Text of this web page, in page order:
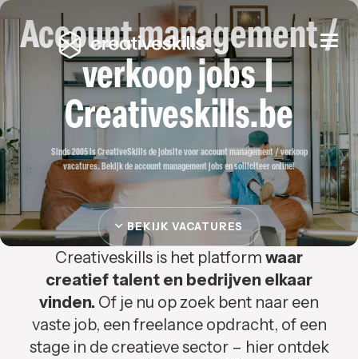
Account management /
verkoop jobs |
Creativeskills.be
Sinds 2005 is CreativeSkills de jobsite voor account management / verkoop
vacatures. Bekijk de account management jobs en solliciteer online!
BEKIJK VACATURES
Creativeskills is het platform waar
creatief talent en bedrijven elkaar
vinden. Of je nu op zoek bent naar een
vaste job, een freelance opdracht, of een
stage in de creatieve sector – hier ontdek